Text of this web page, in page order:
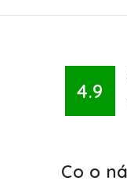
4.9